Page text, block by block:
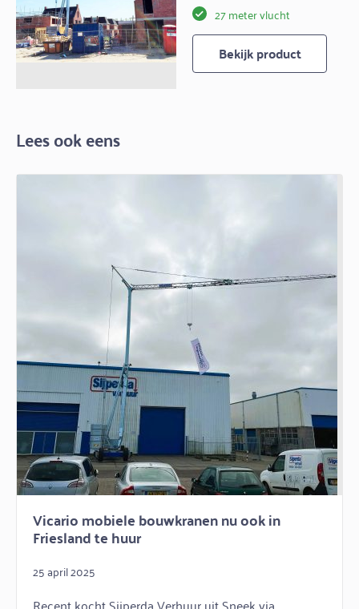
27 meter vlucht
Bekijk product
Lees ook eens
Vicario mobiele bouwkranen nu ook in
Friesland te huur
25 april 2025